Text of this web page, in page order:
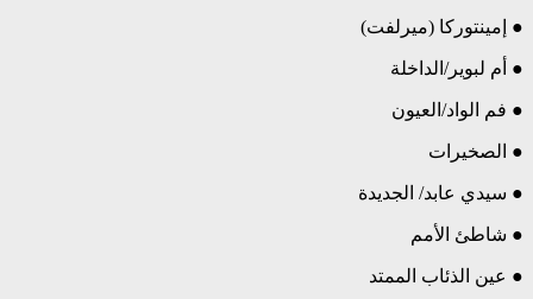
● إمينتوركا (ميرلفت)
● أم لبوير/الداخلة
● فم الواد/العيون
● الصخيرات
● سيدي عابد/ الجديدة
● شاطئ الأمم
● عين الذئاب الممتد